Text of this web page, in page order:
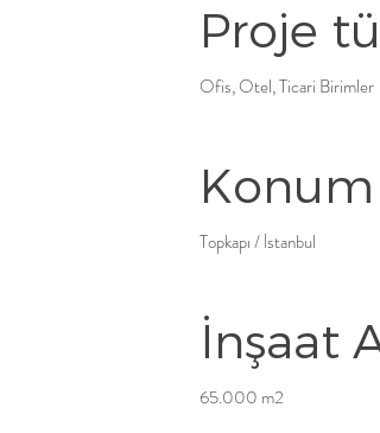
Proje
Ofis, Otel, Ticari Birimler
Konum
Topkapı / İstanbul
İnşaat
65.000 m2